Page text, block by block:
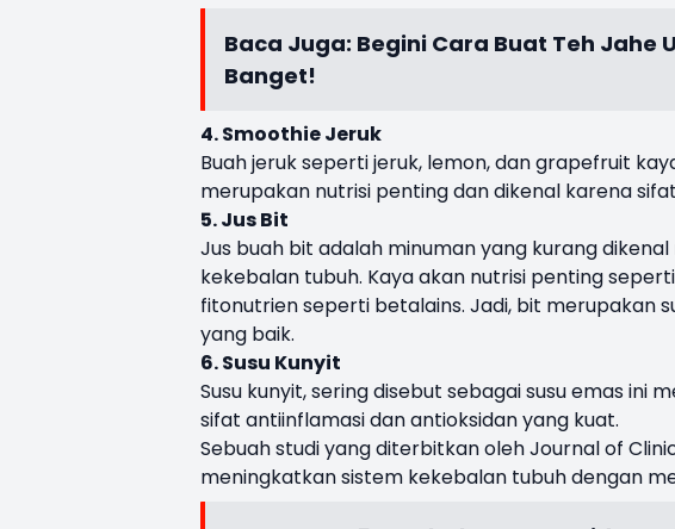
Baca Juga: Begini Cara Buat Teh Jahe
Banget!
4. Smoothie Jeruk
Buah jeruk seperti jeruk, lemon, dan grapefruit
merupakan nutrisi penting dan dikenal karena
5. Jus Bit
Jus buah bit adalah minuman yang kurang
kekebalan tubuh. Kaya akan nutrisi penting
fitonutrien seperti betalains. Jadi, bit merupakan
yang baik.
6. Susu Kunyit
Susu kunyit, sering disebut sebagai susu emas ini
sifat antiinflamasi dan antioksidan yang kuat.
Sebuah studi yang diterbitkan oleh Journal of
meningkatkan sistem kekebalan tubuh dengan